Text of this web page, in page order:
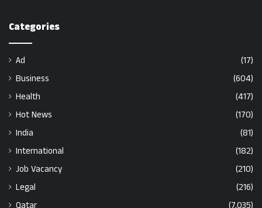
Categories
Ad
(17)
Business
(604)
Health
(417)
Hot News
(170)
India
(81)
International
(182)
Job Vacancy
(210)
Legal
(216)
Qatar
(7,035)